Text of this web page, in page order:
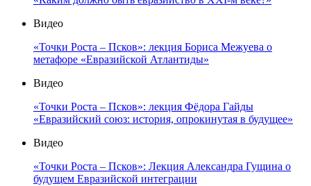
Видео
«Точки Роста – Псков»: лекция Бориса Межуева о
метафоре «Евразийской Атлантиды»
Видео
«Точки Роста – Псков»: лекция Фёдора Гайды
«Евразийский союз: история, опрокинутая в будущее»
Видео
«Точки Роста – Псков»: Лекция Александра Гущина о
будущем Евразийской интеграции